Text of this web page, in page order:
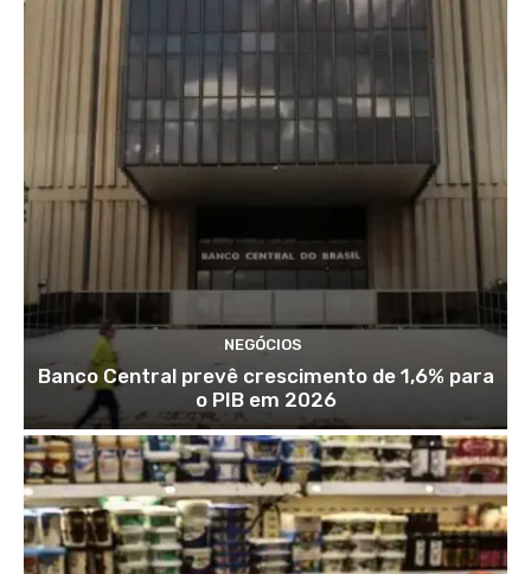
NEGÓCIOS
Banco Central prevê crescimento de 1,6% para
o PIB em 2026